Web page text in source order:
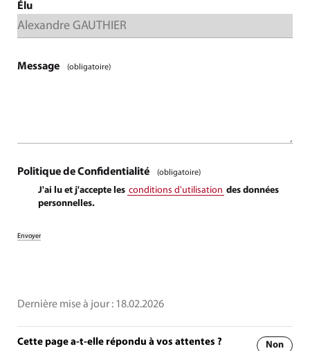
Élu
Message (obligatoire)
Politique de Confidentialité (obligatoire)
J'ai lu et j'accepte les conditions d'utilisation des données
personnelles.
Dernière mise à jour : 18.02.2026
Cette page a-t-elle répondu à vos attentes ? Non